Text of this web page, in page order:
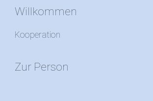
Willkommen
Kooperation
Zur Person